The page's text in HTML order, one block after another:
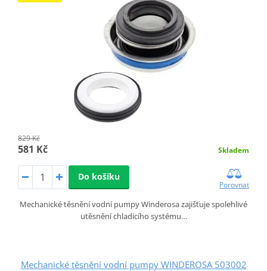
829 Kč
581 Kč Skladem
Do košíku
Porovnat
Mechanické těsnění vodní pumpy Winderosa zajišťuje spolehlivé
utěsnění chladicího systému…
Mechanické těsnění vodní pumpy WINDEROSA 503002